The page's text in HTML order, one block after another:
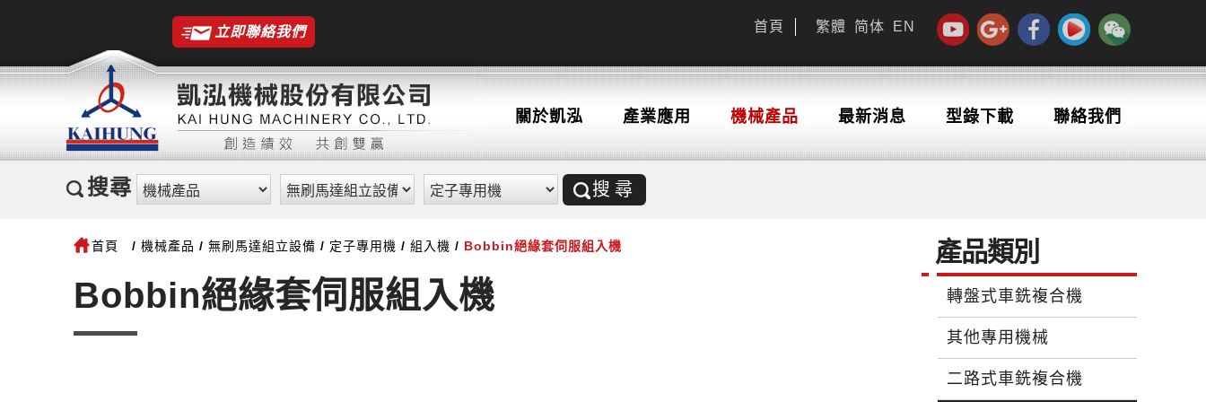
立即聯絡我們 繁體 简体 EN
首頁
關於凱泓 產業應用 機械產品 最新消息 型錄下載 聯絡我們
搜尋 搜尋
首頁 機械產品 無刷馬達組立設備 定子專用機 組入機 Bobbin絕緣套伺服組入機
Bobbin絕緣套伺服組入機
產品類別
轉盤式車銑複合機
其他專用機械
二路式車銑複合機